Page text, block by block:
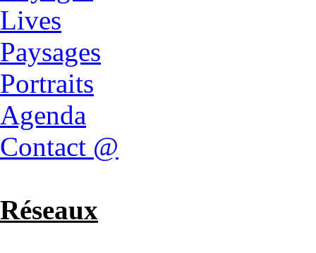
Lives
Paysages
Portraits
Agenda
Contact @
Réseaux